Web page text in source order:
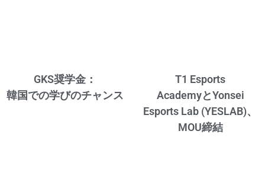
GKS奨学金：
韓国での学びのチャンス
T1 Esports
AcademyとYonsei
Esports Lab (YESLAB)、
MOU締結